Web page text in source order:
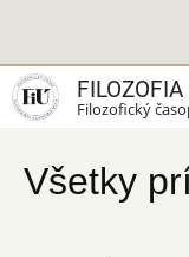
hlavný
obsah
FILOZOFIA
Filozofický
Všetky